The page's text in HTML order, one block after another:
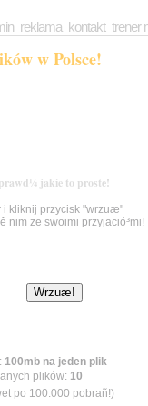
reklama kontakt trener
w Polsce!
jakie to proste!
i kliknij przycisk "wrzuæ"
nim ze swoimi przyjació³mi!
100mb na jeden plik
plików: 10
po 100.000 pobrañ!)